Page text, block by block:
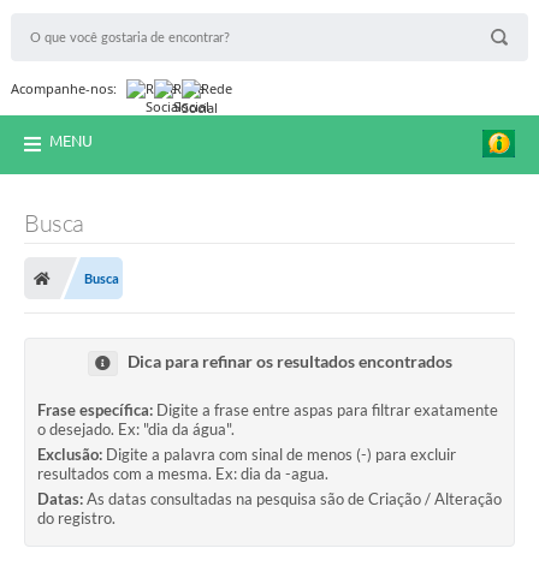
Acompanhe-nos:
MENU
Busca
Busca
Dica para refinar os resultados encontrados
Frase específica: Digite a frase entre aspas para filtrar exatamente
o desejado. Ex: "dia da água".
Exclusão: Digite a palavra com sinal de menos (-) para excluir
resultados com a mesma. Ex: dia da -agua.
Datas:As datas consultadas na pesquisa são de Criação / Alteração
do registro.